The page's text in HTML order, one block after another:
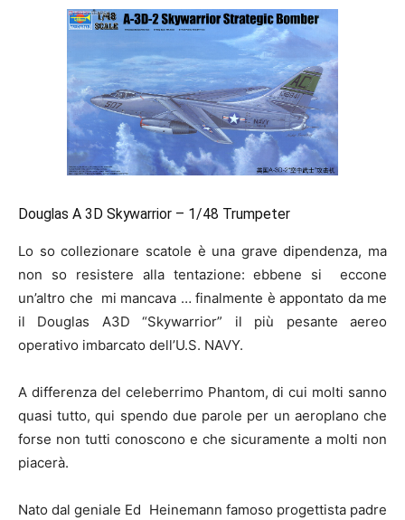
Douglas A 3D Skywarrior – 1/48 Trumpeter
Lo so collezionare scatole è una grave dipendenza, ma
non so resistere alla tentazione: ebbene si eccone
un’altro che mi mancava … finalmente è appontato da me
il Douglas A3D “Skywarrior” il più pesante aereo
operativo imbarcato dell’U.S. NAVY.
A differenza del celeberrimo Phantom, di cui molti sanno
quasi tutto, qui spendo due parole per un aeroplano che
forse non tutti conoscono e che sicuramente a molti non
piacerà.
Nato dal geniale Ed Heinemann famoso progettista padre